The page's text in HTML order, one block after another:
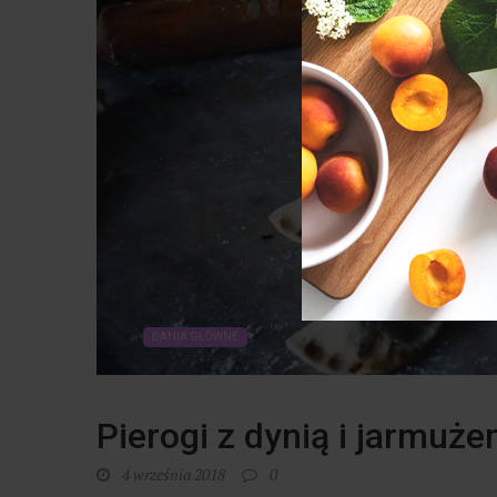
DANIA GŁÓWNE
Pierogi z dynią i
4 września 2018 0